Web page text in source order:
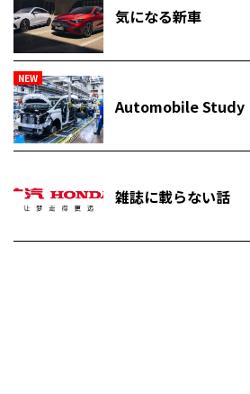
気になる新車
NEW
Automobile Study
雑誌に載らない話